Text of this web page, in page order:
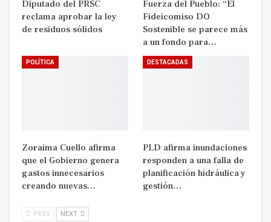
Diputado del PRSC
reclama aprobar la ley
de residuos sólidos
Fuerza del Pueblo: “El
Fideicomiso DO
Sostenible se parece más
a un fondo para…
POLÍTICA
Zoraima Cuello afirma
que el Gobierno genera
gastos innecesarios
creando nuevas…
DESTACADAS
PLD afirma inundaciones
responden a una falla de
planificación hidráulica y
gestión…
PREV NEXT